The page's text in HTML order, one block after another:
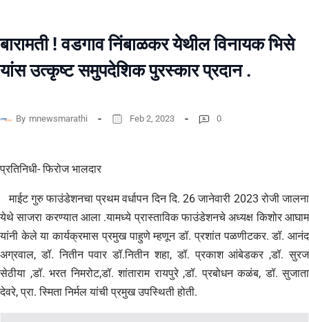
बारामती ! वडगाव निंबाळकर येथील विनायक भिसे
यांस उत्कृष्ट समुपदेशिक पुरस्कार प्रदान .
By mnewsmarathi Feb 2, 2023 0
प्रतिनिधी- फिरोज भालदार
माईट गुरु फाउंडेशनचा प्रथम वर्धापन दिन दि. 26 जानेवारी 2023 रोजी जालना
येथे साजरा करण्यात आला .यामध्ये प्रास्ताविक फाउंडेशनचे अध्यक्ष किशोर आघाम
यांनी केले या कार्यक्रमास प्रमुख पाहुणे म्हणून डॉ. प्रशांत पळणीटकर. डॉ. आनंद
अग्रवाल, डॉ. नितीन पवार डॉ.नितीन शहा, डॉ. प्रकाश आंबेडकर ,डॉ. सुरज
सेठीया ,डॉ. भरत निमरोट,डॉ. शांताराम रायपुरे ,डॉ. प्रबोधन कळंब, डॉ. सुजाता
देवरे, प्रा. स्मिता निर्मल यांची प्रमुख उपस्थिती होती.